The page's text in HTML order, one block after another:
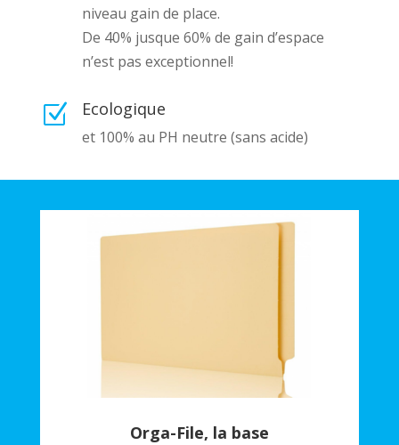
niveau gain de place.
De 40% jusque 60% de gain d’espace
n’est pas exceptionnel!
Z Ecologique
et 100% au PH neutre (sans acide)
Orga-File, la base